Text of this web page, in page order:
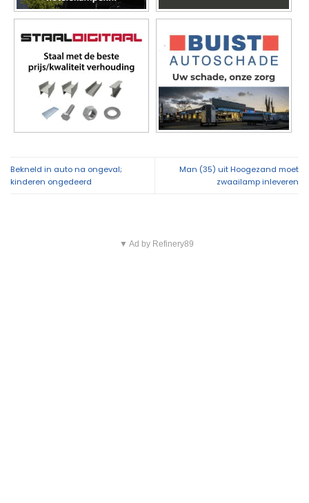
Bekneld in auto na ongeval;
kinderen ongedeerd
Man (35) uit Hoogezand moet
zwaailamp inleveren
▼ Ad by Refinery89